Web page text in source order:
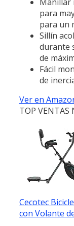
para
para un
Sillín
durante
de
Fácil
de
Ver en
TOP VENTAS
Cecotec
con Volante